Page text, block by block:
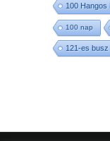
100 Hangos
100 nap
121-es busz